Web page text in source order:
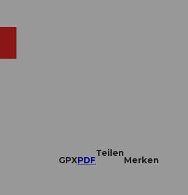
GPXPDF
Teilen
Merken